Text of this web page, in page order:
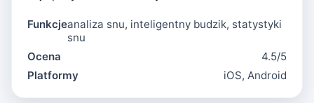
Funkcjeanaliza snu, inteligentny budzik, statystyki
snu
Ocena
4.5/5
Platformy
iOS, Android